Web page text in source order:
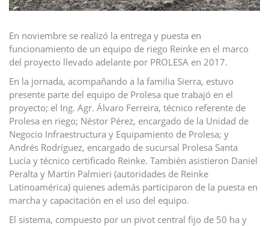
En noviembre se realizó la entrega y puesta en
funcionamiento de un equipo de riego Reinke en el marco
del proyecto llevado adelante por PROLESA en 2017.
En la jornada, acompañando a la familia Sierra, estuvo
presente parte del equipo de Prolesa que trabajó en el
proyecto; el Ing. Agr. Álvaro Ferreira, técnico referente de
Prolesa en riego; Néstor Pérez, encargado de la Unidad de
Negocio Infraestructura y Equipamiento de Prolesa; y
Andrés Rodríguez, encargado de sucursal Prolesa Santa
Lucía y técnico certificado Reinke. También asistieron Daniel
Peralta y Martín Palmieri (autoridades de Reinke
Latinoamérica) quienes además participaron de la puesta en
marcha y capacitación en el uso del equipo.
El sistema, compuesto por un pivot central fijo de 50 ha y